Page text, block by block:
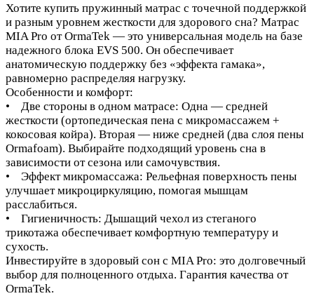
Хотите купить пружинный матрас с точечной поддержкой
и разным уровнем жесткости для здорового сна? Матрас
MIA Pro от OrmaTek — это универсальная модель на базе
надежного блока EVS 500. Он обеспечивает
анатомическую поддержку без «эффекта гамака»,
равномерно распределяя нагрузку.
Особенности и комфорт:
• Две стороны в одном матрасе: Одна — средней
жесткости (ортопедическая пена с микромассажем +
кокосовая койра). Вторая — ниже средней (два слоя пены
Ormafoam). Выбирайте подходящий уровень сна в
зависимости от сезона или самочувствия.
• Эффект микромассажа: Рельефная поверхность пены
улучшает микроциркуляцию, помогая мышцам
расслабиться.
• Гигиеничность: Дышащий чехол из стеганого
трикотажа обеспечивает комфортную температуру и
сухость.
Инвестируйте в здоровый сон с MIA Pro: это долговечный
выбор для полноценного отдыха. Гарантия качества от
OrmaTek.